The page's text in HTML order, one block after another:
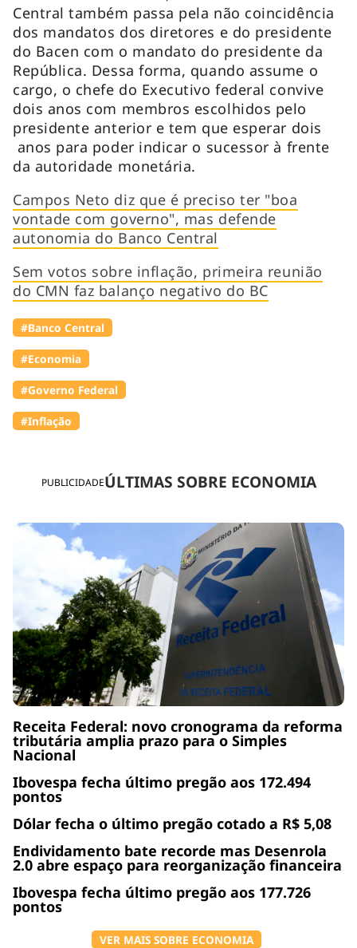
PUBLICIDADEÚLTIMAS SOBRE ECONOMIA
Receita Federal: novo cronograma da reforma
tributária amplia prazo para o Simples
Nacional
Ibovespa fecha último pregão aos 172.494
pontos
Dólar fecha o último pregão cotado a R$ 5,08
Endividamento bate recorde mas Desenrola
2.0 abre espaço para reorganização financeira
Ibovespa fecha último pregão aos 177.726
pontos
VER MAIS SOBRE ECONOMIA
Central também passa pela não coincidência
dos mandatos dos diretores e do presidente
do Bacen com o mandato do presidente da
República. Dessa forma, quando assume o
cargo, o chefe do Executivo federal convive
dois anos com membros escolhidos pelo
presidente anterior e tem que esperar dois
anos para poder indicar o sucessor à frente
da autoridade monetária.
Campos Neto diz que é preciso ter "boa
vontade com governo", mas defende
autonomia do Banco Central
Sem votos sobre inflação, primeira reunião
do CMN faz balanço negativo do BC
#Banco Central
#Economia
#Governo Federal
#Inflação